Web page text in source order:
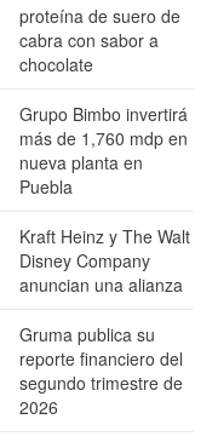
proteína de suero de
cabra con sabor a
chocolate
Grupo Bimbo invertirá
más de 1,760 mdp en
nueva planta en
Puebla
Kraft Heinz y The Walt
Disney Company
anuncian una alianza
Gruma publica su
reporte financiero del
segundo trimestre de
2026